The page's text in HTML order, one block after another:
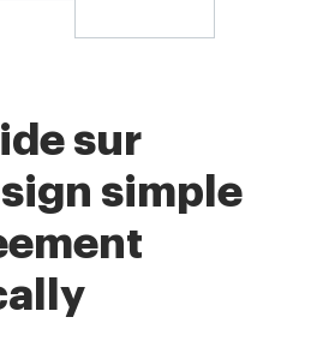
sur
simple